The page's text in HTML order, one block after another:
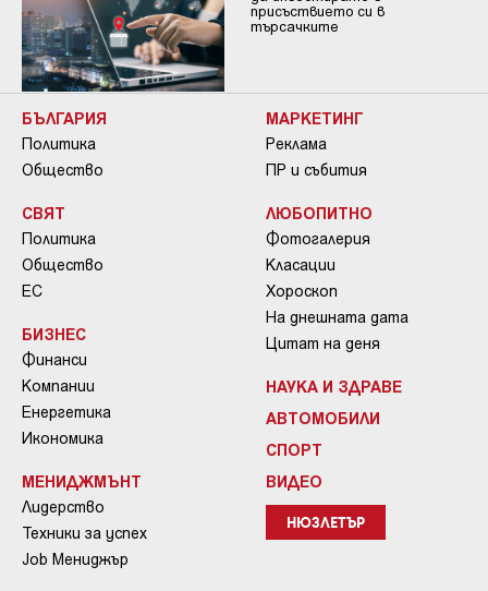
присъствието си в
търсачките
БЪЛГАРИЯ
Политика
Общество
СВЯТ
Политика
Общество
ЕС
БИЗНЕС
Финанси
Компании
Енергетика
Икономика
МЕНИДЖМЪНТ
Лидерство
Техники за успех
Job Мениджър
МАРКЕТИНГ
Реклама
ПР и събития
ЛЮБОПИТНО
Фотогалерия
Класации
Хороскоп
На днешната дата
Цитат на деня
НАУКА И ЗДРАВЕ
АВТОМОБИЛИ
СПОРТ
ВИДЕО
НЮЗЛЕТЪР